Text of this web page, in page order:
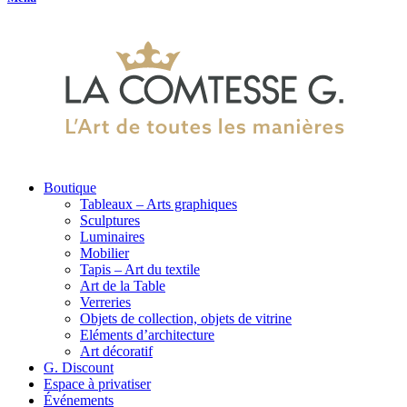
Boutique
Tableaux – Arts graphiques
Sculptures
Luminaires
Mobilier
Tapis – Art du textile
Art de la Table
Verreries
Objets de collection, objets de vitrine
Eléments d’architecture
Art décoratif
G. Discount
Espace à privatiser
Événements